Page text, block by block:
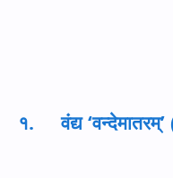
१. वंद्य ‘वन्देमातरम्’